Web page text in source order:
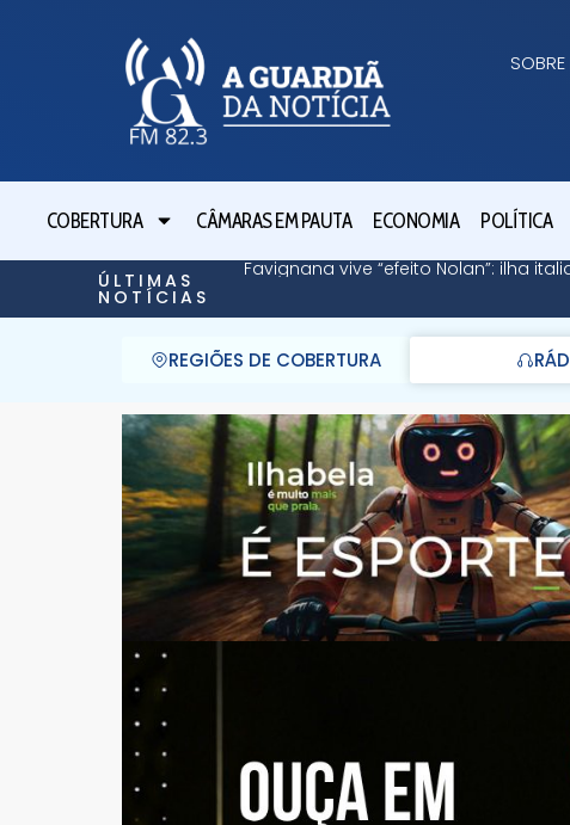
COBERTURA CÂMARAS EM PAUTA ECONOMIA POLÍTICA
ÚLTIMAS
NOTÍCIAS
Favignana vive “efeito Nolan”: ilha
REGIÕES DE COBERTURA